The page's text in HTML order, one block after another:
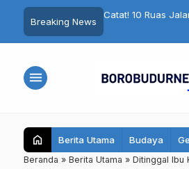
Breaking News
Ditutup Minggu
Diminta Hindari
El Nino Ancam
Pasukan Hadapi
menu
home Berita Utama Budaya
Beranda » Berita Utama » Ditinggal Ibu